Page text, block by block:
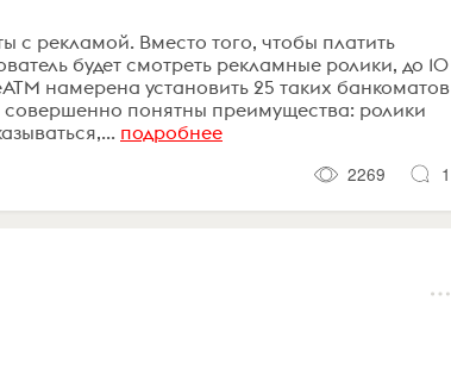
с рекламой. Вместо того, чтобы платить
будет смотреть рекламные ролики, до 10
намерена установить 25 таких банкоматов
понятны преимущества: ролики
подробнее
2269
1